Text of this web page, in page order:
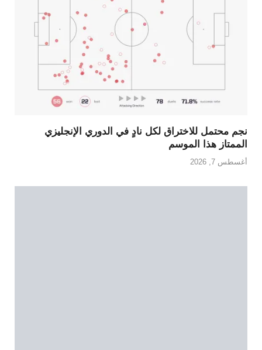
نجم محتمل للاختراق لكل نادٍ في الدوري الإنجليزي
الممتاز هذا الموسم
أغسطس 7, 2026